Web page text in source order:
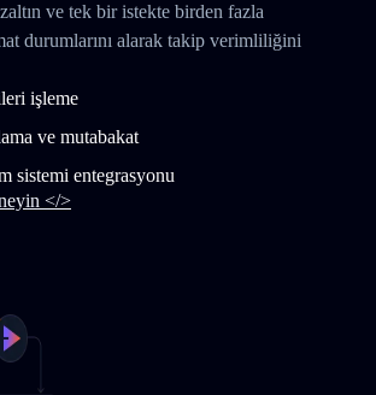
ve tek bir istekte birden fazla
durumlarını alarak takip verimliliğini
işleme
ve mutabakat
sistemi entegrasyonu
</>